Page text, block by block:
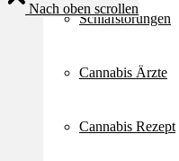
Schlafstörungen
Cannabis Ärzte
Cannabis Rezept
Nach oben scrollen